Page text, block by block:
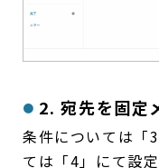
2. 宛先を固定
条件については「
ては「4」にて設定